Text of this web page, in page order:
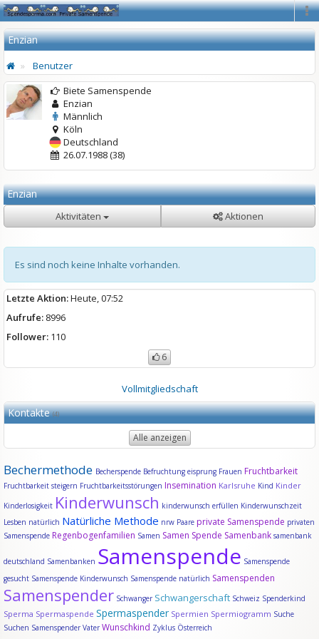
Enzian
Benutzer
Biete Samenspende
Enzian
Männlich
Köln
Deutschland
26.07.1988 (38)
Enzian
Aktivitäten Aktionen
Es sind noch keine Inhalte vorhanden.
Letzte Aktion:Heute, 07:52
Aufrufe: 8996
Follower: 110
6
Vollmitgliedschaft
Kontakte(4)
Alle anzeigen
Bechermethode Becherspende Befruchtung eisprung Frauen Fruchtbarkeit
Fruchtbarkeit steigern Fruchtbarkeitsstörungen Insemination Karlsruhe Kind Kinder
Kinderlosigkeit Kinderwunsch kinderwunsch erfüllen Kinderwunschzeit
Lesben natürlich Natürliche Methode nrw Paare private Samenspende privaten
Samenspende Regenbogenfamilien Samen Samen Spende Samenbank samenbank
deutschland Samenbanken Samenspende Samenspende
gesucht Samenspende Kinderwunsch Samenspende natürlich Samenspenden
Samenspender Schwanger Schwangerschaft Schweiz Spenderkind
Sperma Spermaspende Spermaspender Spermien Spermiogramm Suche
Suchen Samenspender Vater Wunschkind Zyklus Österreich